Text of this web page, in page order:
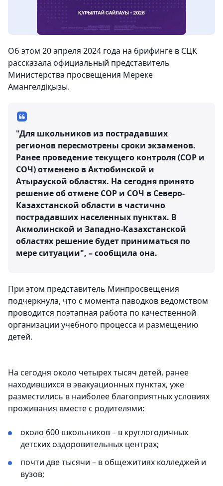
Об этом 20 апреля 2024 года на брифинге в СЦК
рассказала официальный представитель
Министерства просвещения Мереке
Амангелдіқызы.
"Для школьников из пострадавших
регионов пересмотрены сроки экзаменов.
Ранее проведение текущего контроля (СОР и
СОЧ) отменено в Актюбинской и
Атырауской областях. На сегодня принято
решение об отмене СОР и СОЧ в Северо-
Казахстанской области в частично
пострадавших населенных пунктах. В
Акмолинской и Западно-Казахстанской
областях решение будет приниматься по
мере ситуации", – сообщила она.
При этом представитель Минпросвещения
подчеркнула, что с момента паводков ведомством
проводится поэтапная работа по качественной
организации учебного процесса и размещению
детей.
На сегодня около четырех тысяч детей, ранее
находившихся в эвакуационных пунктах, уже
разместились в наиболее благоприятных условиях
проживания вместе с родителями:
около 600 школьников – в круглогодичных
детских оздоровительных центрах;
почти две тысячи – в общежитиях колледжей и
вузов;